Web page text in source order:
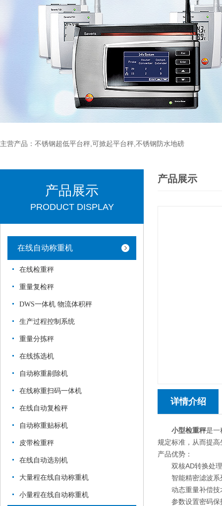
主营产品：不锈钢超低平台秤,可掀起平台秤,不锈钢防水地磅
产品展示
PRODUCT DISPLAY
在线自动称重机
在线检重秤
重量复检秤
DWS一体机 物流体积秤
生产过程控制系统
重量分拣秤
在线拣选机
自动称重剔除机
在线称重扫码一体机
在线自动复检秤
自动称重贴标机
皮带检重秤
在线自动选别机
大量程在线自动称重机
小量程在线自动称重机
产品展示
详情介绍
小型检重秤是一
规定标准，从而提
产品优势：
双核AD转换处理
智能精密滤波系
动态重量补偿技
参数设置密码保